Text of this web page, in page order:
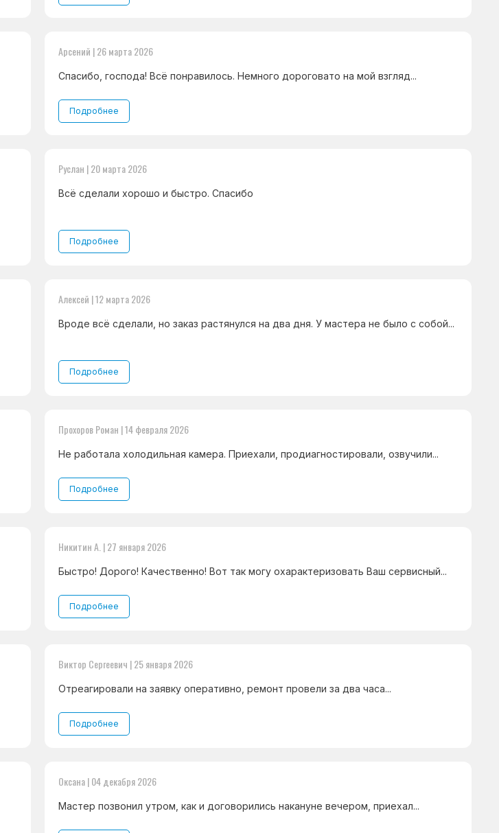
Арсений | 26 марта 2026
Спасибо, господа! Всё понравилось. Немного дороговато на мой взгляд...
Подробнее
Руслан | 20 марта 2026
Всё сделали хорошо и быстро. Спасибо
Подробнее
Алексей | 12 марта 2026
Вроде всё сделали, но заказ растянулся на два дня. У мастера не было с собой...
Подробнее
Прохоров Роман | 14 февраля 2026
Не работала холодильная камера. Приехали, продиагностировали, озвучили...
Подробнее
Никитин А. | 27 января 2026
Быстро! Дорого! Качественно! Вот так могу охарактеризовать Ваш сервисный...
Подробнее
Виктор Сергеевич | 25 января 2026
Отреагировали на заявку оперативно, ремонт провели за два часа...
Подробнее
Оксана | 04 декабря 2026
Мастер позвонил утром, как и договорились накануне вечером, приехал...